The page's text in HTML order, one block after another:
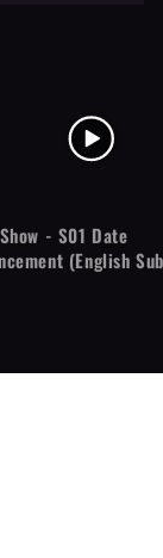
- S01 Date
(English